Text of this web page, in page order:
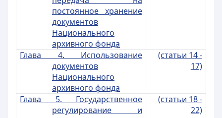
постоянное хранение
документов
Национального
архивного фонда
Глава 4. Использование
документов
Национального
архивного фонда
(статьи 14 -
17)
Глава 5. Государственное
регулирование и
(статьи 18 -
22)